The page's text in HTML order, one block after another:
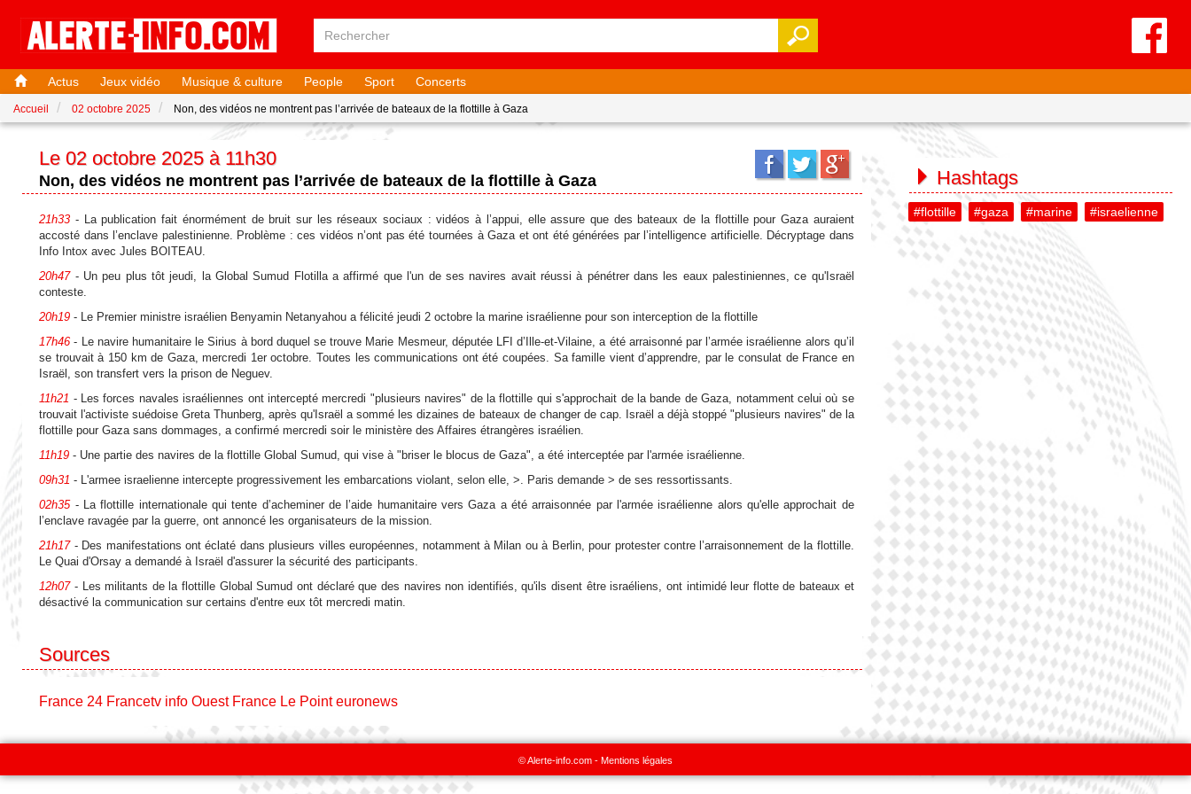
Actus Jeux vidéo Musique & culture People Sport Concerts
Accueil 02 octobre 2025 Non, des vidéos ne montrent pas l’arrivée de bateaux de la flottille à Gaza
Le 02 octobre 2025 à 11h30
Non, des vidéos ne montrent pas l’arrivée de bateaux de la flottille à Gaza
21h33 - La publication fait énormément de bruit sur les réseaux sociaux : vidéos à l’appui, elle assure que des bateaux de la flottille pour Gaza auraient
accosté dans l’enclave palestinienne. Problème : ces vidéos n’ont pas été tournées à Gaza et ont été générées par l’intelligence artificielle. Décryptage dans
Info Intox avec Jules BOITEAU.
20h47- Un peu plus tôt jeudi, la Global Sumud Flotilla a affirmé que l'un de ses navires avait réussi à pénétrer dans les eaux palestiniennes, ce qu'Israël
conteste.
20h19 - Le Premier ministre israélien Benyamin Netanyahou a félicité jeudi 2 octobre la marine israélienne pour son interception de la flottille
17h46 - Le navire humanitaire le Sirius à bord duquel se trouve Marie Mesmeur, députée LFI d’Ille-et-Vilaine, a été arraisonné par l’armée israélienne alors qu’il
se trouvait à 150 km de Gaza, mercredi 1er octobre. Toutes les communications ont été coupées. Sa famille vient d’apprendre, par le consulat de France en
Israël, son transfert vers la prison de Neguev.
11h21 - Les forces navales israéliennes ont intercepté mercredi "plusieurs navires" de la flottille qui s'approchait de la bande de Gaza, notamment celui où se
trouvait l'activiste suédoise Greta Thunberg, après qu'Israël a sommé les dizaines de bateaux de changer de cap. Israël a déjà stoppé "plusieurs navires" de la
flottille pour Gaza sans dommages, a confirmé mercredi soir le ministère des Affaires étrangères israélien.
11h19 - Une partie des navires de la flottille Global Sumud, qui vise à "briser le blocus de Gaza", a été interceptée par l'armée israélienne.
09h31 - L'armee israelienne intercepte progressivement les embarcations violant, selon elle, >. Paris demande > de ses ressortissants.
02h35- La flottille internationale qui tente d’acheminer de l’aide humanitaire vers Gaza a été arraisonnée par l'armée israélienne alors qu'elle approchait de
l’enclave ravagée par la guerre, ont annoncé les organisateurs de la mission.
21h17- Des manifestations ont éclaté dans plusieurs villes européennes, notamment à Milan ou à Berlin, pour protester contre l’arraisonnement de la flottille.
Le Quai d'Orsay a demandé à Israël d'assurer la sécurité des participants.
12h07- Les militants de la flottille Global Sumud ont déclaré que des navires non identifiés, qu'ils disent être israéliens, ont intimidé leur flotte de bateaux et
désactivé la communication sur certains d'entre eux tôt mercredi matin.
Sources
France 24 Francetv info Ouest France Le Point euronews
Hashtags
#flottille #gaza #marine #israelienne
© Alerte-info.com - Mentions légales